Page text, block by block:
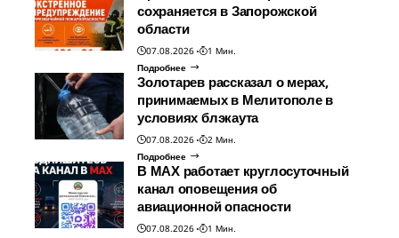
сохраняется в Запорожской
области
07.08.2026
1 Мин.
Подробнее
Золотарев рассказал о мерах,
принимаемых в Мелитополе в
условиях блэкаута
07.08.2026
2 Мин.
Подробнее
В МАХ работает круглосуточный
канал оповещения об
авиационной опасности
07.08.2026
1 Мин.